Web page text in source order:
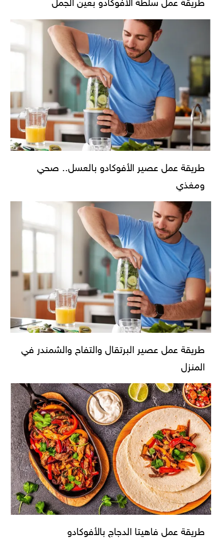
طريقة عمل عصير الأفوكادو بالعسل.. صحي
ومغذي
طريقة عمل عصير البرتقال والتفاح والشمندر في
المنزل
طريقة عمل فاهيتا الدجاج بالأفوكادو